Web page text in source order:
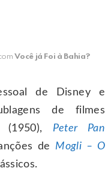
Você já Foi à Bahia?
de Disney e
de filmes
(1950), Peter Pan
de Mogli – O